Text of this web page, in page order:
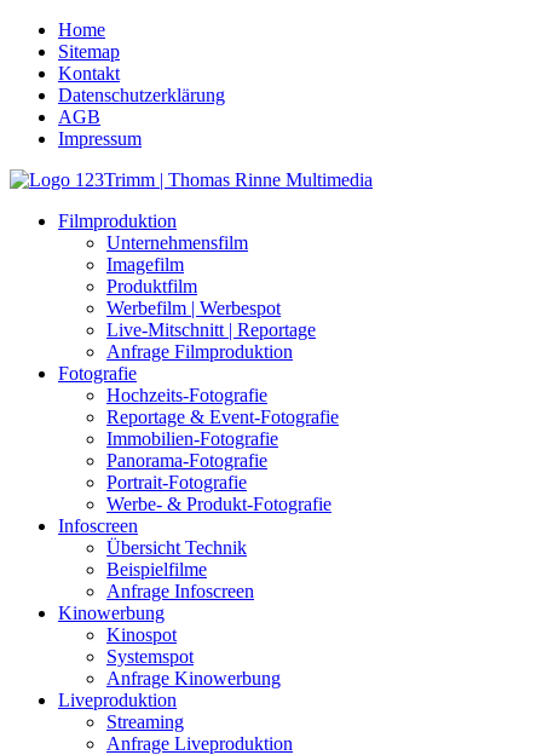
Home
Sitemap
Kontakt
Datenschutzerklärung
AGB
Impressum
Filmproduktion
Unternehmensfilm
Imagefilm
Produktfilm
Werbefilm | Werbespot
Live-Mitschnitt | Reportage
Anfrage Filmproduktion
Fotografie
Hochzeits-Fotografie
Reportage & Event-Fotografie
Immobilien-Fotografie
Panorama-Fotografie
Portrait-Fotografie
Werbe- & Produkt-Fotografie
Infoscreen
Übersicht Technik
Beispielfilme
Anfrage Infoscreen
Kinowerbung
Kinospot
Systemspot
Anfrage Kinowerbung
Liveproduktion
Streaming
Anfrage Liveproduktion